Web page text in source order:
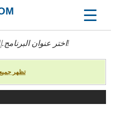
اختر عنوان البرنامج.إلى أسفل إلى النسخة التي تحب!
تظهر